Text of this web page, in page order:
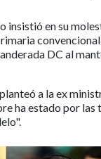
insistió en su
DC al
a la ex
ha estado por